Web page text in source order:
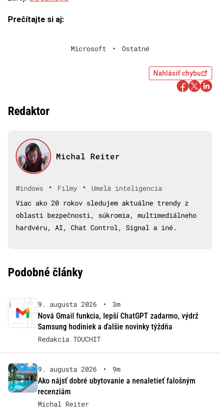
Prečítajte si aj:
Microsoft • Ostatné
Nahlásiť chybu
Redaktor
Michal Reiter
Windows • Filmy •
Umelá inteligencia
Viac ako 20 rokov sledujem aktuálne trendy z
oblasti bezpečnosti, súkromia, multimediálneho
hardvéru, AI, Chat Control, Signal a iné.
Podobné články
9. augusta 2026 •
3m
Nová Gmail funkcia, lepší ChatGPT zadarmo, výdrž
Samsung hodiniek a ďalšie novinky týždňa
Redakcia TOUCHIT
9. augusta 2026 •
9m
Ako nájsť dobré ubytovanie a nenaletieť falošným
recenziám
Michal Reiter